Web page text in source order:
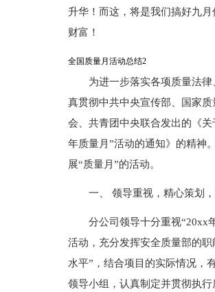
升华！而这，将是我们搞好九
财富！
全国质量月活动总结2
为进一步落实各项质量法
真贯彻中共中央宣传部、国家
会、共青团中央联合发出的《
年质量月”活动的通知》的精神
展“质量月”的活动。
一、 领导重视，精心策划，
分公司领导十分重视“20xx
活动，充分发挥安全质量部的
水平”，结合项目的实际情况，
领导小组，认真制定并贯彻执行